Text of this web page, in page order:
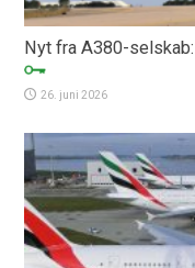
Nyt fra A380-
26. juni 2026